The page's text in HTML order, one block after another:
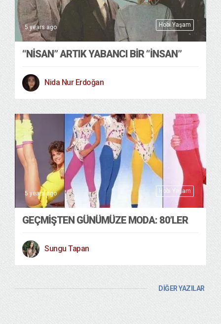
Hobi Yaşam
5 years ago
“NİSAN” ARTIK YABANCI BİR “İNSAN”
Nida Nur Erdoğan
Hobi Yaşam
5 years ago
GEÇMİŞTEN GÜNÜMÜZE MODA: 80’LER
Sungu Tapan
DİĞER YAZILAR